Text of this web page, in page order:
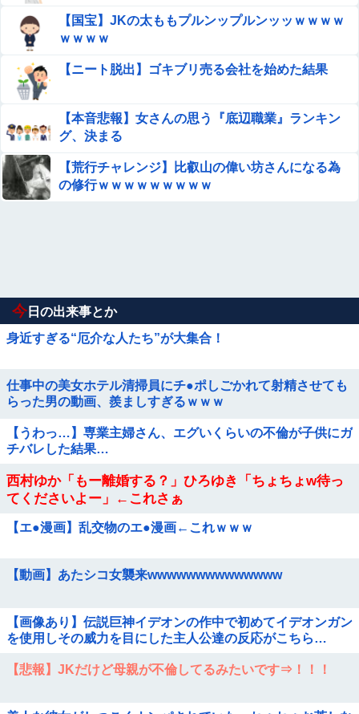
【国宝】JKの太ももプルンップルンッッｗｗｗｗ
ｗｗｗｗ
【ニート脱出】ゴキブリ売る会社を始めた結果
【本音悲報】女さんの思う『底辺職業』ランキン
グ、決まる
【荒行チャレンジ】比叡山の偉い坊さんになる為
の修行ｗｗｗｗｗｗｗｗｗ
今 日の出来事とか
身近すぎる“厄介な人たち”が大集合！
仕事中の美女ホテル清掃員にチ●ポしごかれて射精させても
らった男の動画、羨ましすぎるｗｗｗ
【うわっ…】専業主婦さん、エグいくらいの不倫が子供にガ
チバレした結果…
西村ゆか「もー離婚する？」ひろゆき「ちょちょw待っ
てくださいよー」←これさぁ
【エ●漫画】乱交物のエ●漫画←これｗｗｗ
【動画】あたシコ女襲来wwwwwwwwwwwwww
【画像あり】伝説巨神イデオンの作中で初めてイデオンガン
を使用しその威力を目にした主人公達の反応がこちら…
【悲報】JKだけど母親が不倫してるみたいです⇒！！！